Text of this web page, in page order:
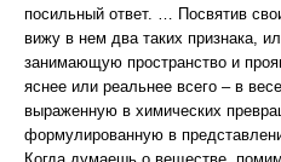
посильный ответ. … Посвятив
вижу в нем два таких признака,
занимающую пространство и
яснее или реальнее всего – в
выраженную в химических
формулированную в